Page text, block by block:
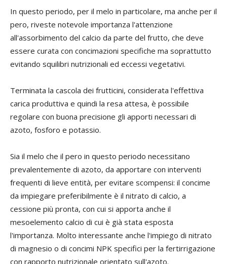
In questo periodo, per il melo in particolare, ma anche per il
pero, riveste notevole importanza l'attenzione
all'assorbimento del calcio da parte del frutto, che deve
essere curata con concimazioni specifiche ma soprattutto
evitando squilibri nutrizionali ed eccessi vegetativi.
Terminata la cascola dei frutticini, considerata l'effettiva
carica produttiva e quindi la resa attesa, è possibile
regolare con buona precisione gli apporti necessari di
azoto, fosforo e potassio.
Sia il melo che il pero in questo periodo necessitano
prevalentemente di azoto, da apportare con interventi
frequenti di lieve entità, per evitare scompensi: il concime
da impiegare preferibilmente è il nitrato di calcio, a
cessione più pronta, con cui si apporta anche il
mesoelemento calcio di cui è già stata esposta
l'importanza. Molto interessante anche l'impiego di nitrato
di magnesio o di concimi NPK specifici per la fertirrigazione
con rapporto nutrizionale orientato sull'azoto.